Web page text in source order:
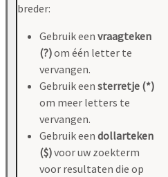
breder:
Gebruik een vraagteken
(?)om één letter te
vervangen.
Gebruik een sterretje (*)
om meer letters te
vervangen.
Gebruik een dollarteken
($)voor uw zoekterm
voor resultaten die op